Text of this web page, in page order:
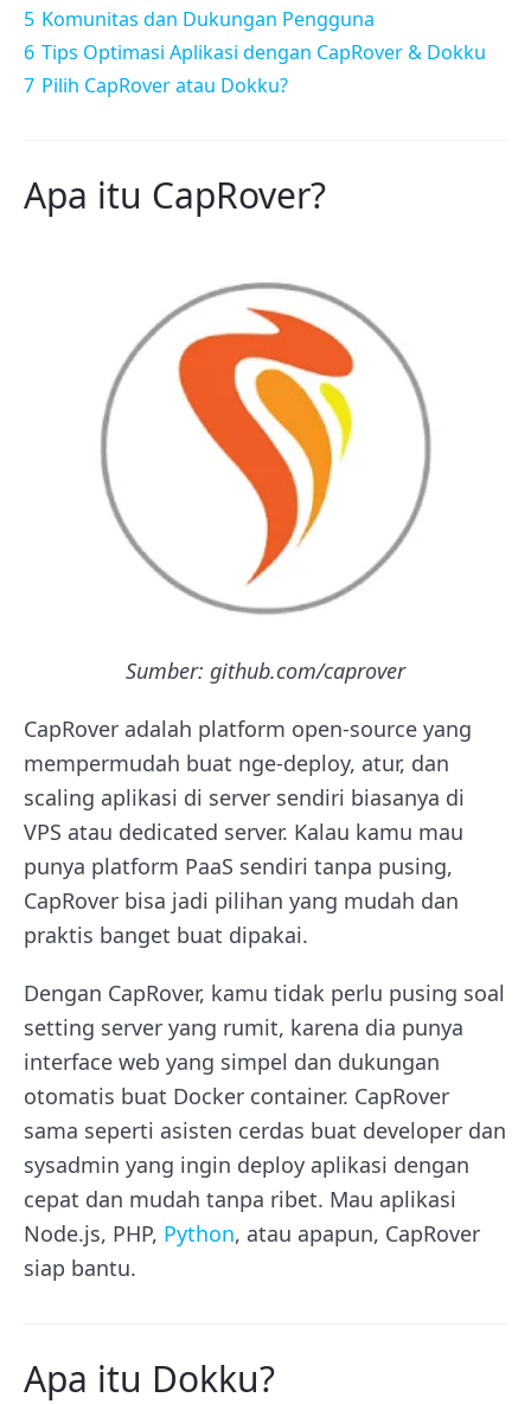
5 Komunitas dan Dukungan Pengguna
6 Tips Optimasi Aplikasi dengan CapRover & Dokku
7 Pilih CapRover atau Dokku?
Apa itu CapRover?
Sumber: github.com/caprover
CapRover adalah platform open-source yang
mempermudah buat nge-deploy, atur, dan
scaling aplikasi di server sendiri biasanya di
VPS atau dedicated server. Kalau kamu mau
punya platform PaaS sendiri tanpa pusing,
CapRover bisa jadi pilihan yang mudah dan
praktis banget buat dipakai.
Dengan CapRover, kamu tidak perlu pusing soal
setting server yang rumit, karena dia punya
interface web yang simpel dan dukungan
otomatis buat Docker container. CapRover
sama seperti asisten cerdas buat developer dan
sysadmin yang ingin deploy aplikasi dengan
cepat dan mudah tanpa ribet. Mau aplikasi
Node.js, PHP, Python, atau apapun, CapRover
siap bantu.
Apa itu Dokku?